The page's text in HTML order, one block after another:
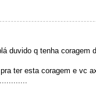
duvido q tenha coragem
ter esta coragem e vc